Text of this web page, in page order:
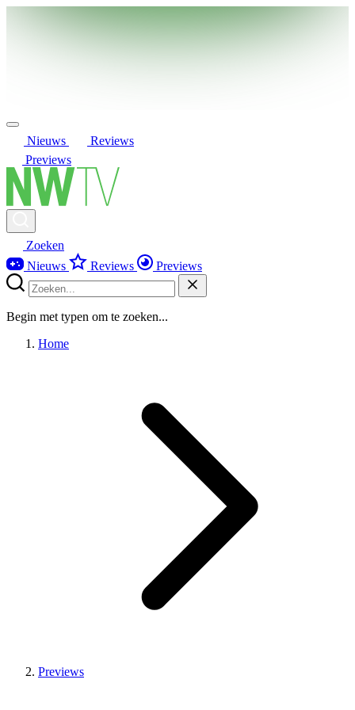
Nieuws
Reviews
Previews
Zoeken
Nieuws
Reviews Previews
Begin met typen om te zoeken...
Home
Previews